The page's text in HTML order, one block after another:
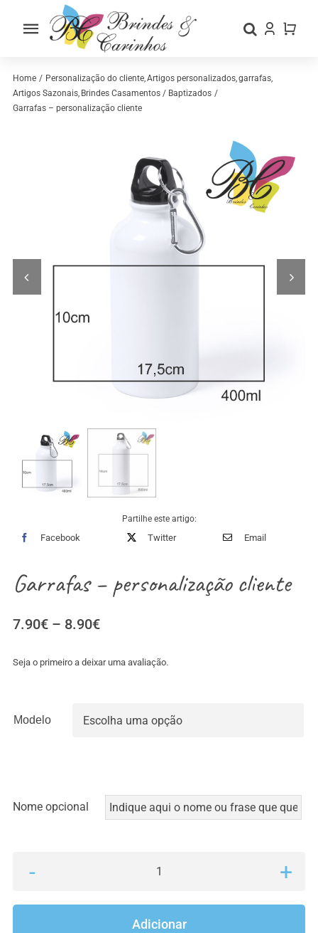
Toggle
Home
Sobre nós
Home Personalização do cliente Artigos personalizados garrafas
Artigos Sazonais Brindes Casamentos / Baptizados
Garrafas – personalização cliente
Partilhe este artigo:
Facebook Twitter Email
Garrafas – personalização cliente
7.90€ – 8.90€Price
7.90€
Seja o primeiro a deixar uma avaliação.
Modelo
Nome opcional
Garrafas
Adicionar